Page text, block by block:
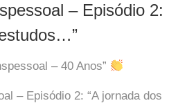
– Episódio 2:
– 40 Anos”
– Episódio 2: “A jornada dos